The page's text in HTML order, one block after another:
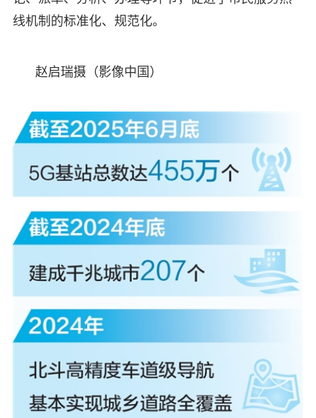
线机制的标准化、规范化。
赵启瑞摄（影像中国）